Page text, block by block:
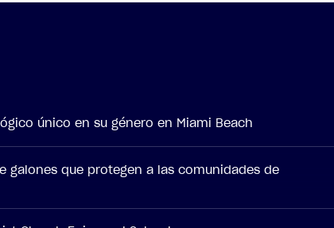
único en su género en Miami Beach
galones que protegen a las comunidades de